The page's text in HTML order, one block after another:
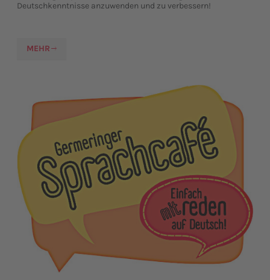
Deutschkenntnisse anzuwenden und zu verbessern!
MEHR